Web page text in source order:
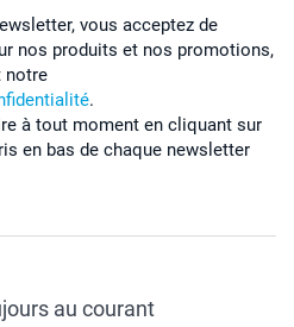
vous acceptez de
nos produits et nos promotions,
notre
.
à tout moment en cliquant sur
en bas de chaque newsletter
au courant